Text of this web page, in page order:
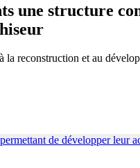
une structure
reconstruction et au